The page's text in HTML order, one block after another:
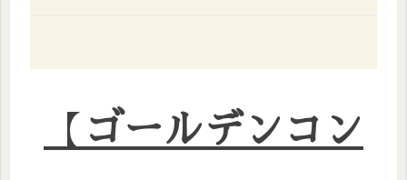
【 ゴールデンコン